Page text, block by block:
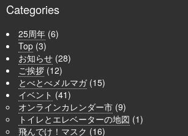
Categories
25周年 (6)
Top (3)
お知らせ (28)
ご挨拶 (12)
とべとべメルマガ(15)
イベント (41)
オンラインカレンダー市 (9)
トイレとエレベーターの地図 (1)
飛んでけ！マスク (16)